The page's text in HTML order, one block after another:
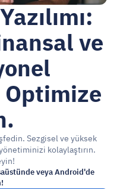
ve
Sezgisel ve yüksek
kolaylaştırın.
veya Android'de